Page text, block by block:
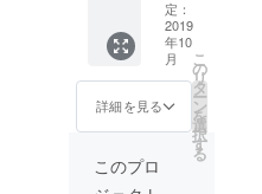
に商品2
本の種
類を選
んでく
ださ
い。 台
常７～
21日程
国際運
送送料
込み価
格で
す。 正
規商
品：１
５０グ
ラム/1
本
定：
2019
年10
月
詳細を見る
こ
の
リ
タ
ー
ン
を
選
択
す
る
このプロ